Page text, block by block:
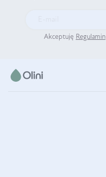
Akceptuję Regulamin